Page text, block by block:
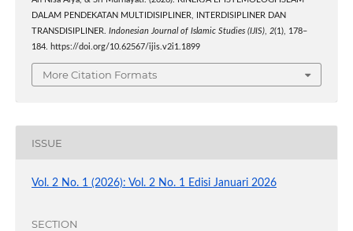
DALAM PENDEKATAN MULTIDISIPLINER, INTERDISIPLINER DAN
TRANSDISIPLINER. Indonesian Journal of Islamic Studies (IJIS), 2(1), 178–
184. https://doi.org/10.62567/ijis.v2i1.1899
More Citation Formats
ISSUE
Vol. 2 No. 1 (2026): Vol. 2 No. 1 Edisi Januari 2026
SECTION